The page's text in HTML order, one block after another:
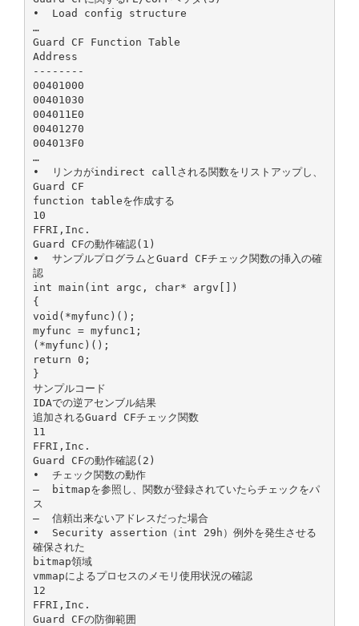
• Load config structure
…
Guard CF Function Table
Address
--------
00401000
00401030
004011E0
00401270
004013F0
…
• リンカがindirect callされる関数をリストアップし、
Guard CF
function tableを作成する
10
FFRI,Inc.
Guard CFの動作確認(1)
• サンプルプログラムとGuard CFチェック関数の挿入の確
認
int main(int argc, char* argv[])
{
void(*myfunc)();
myfunc = myfunc1;
(*myfunc)();
return 0;
}
サンプルコード
IDAでの逆アセンブル結果
追加されるGuard CFチェック関数
11
FFRI,Inc.
Guard CFの動作確認(2)
• チェック関数の動作
– bitmapを参照し、関数が登録されていたらチェックをパ
ス
– 信頼出来ないアドレスだった場合
• Security assertion（int 29h）例外を発生させる
確保された
bitmap領域
vmmapによるプロセスのメモリ使用状況の確認
12
FFRI,Inc.
Guard CFの防御範囲